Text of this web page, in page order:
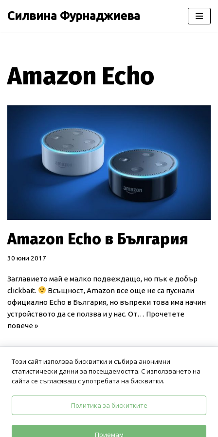
Силвина Фурнаджиева
Amazon Echo
Amazon Echo в България
30 юни 2017
Заглавието май е малко подвеждащо, но пък е добър
clickbait.
Всъщност, Amazon все още не са пуснали
официално Echo в България, но въпреки това има начин
устройството да се ползва и у нас. От… Прочетете
повече »
Политика на поверителност Общи условия
Този сайт използва бисквитки и събира анонимни
статистически данни за посещаемостта. С използването на
сайта се съгласяваш с употребата на бисквитки.
Политика за бискитките
Приемам